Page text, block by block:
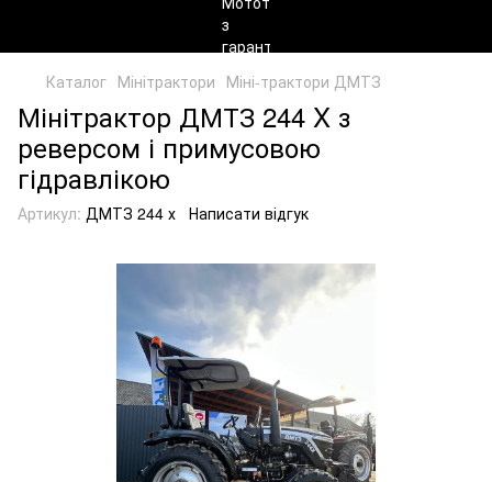
Каталог Мінітрактори Міні-трактори ДМТЗ
Мінітрактор ДМТЗ 244 X з
реверсом і примусовою
гідравлікою
Артикул: ДМТЗ 244 х Написати відгук